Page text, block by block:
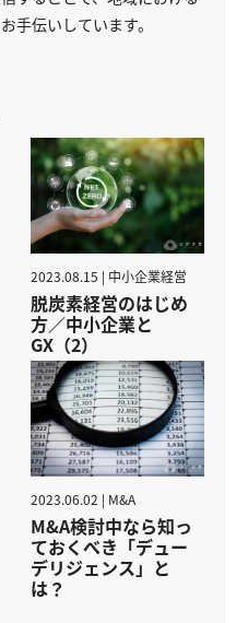
手伝いしています。
2023.08.15 | 中小企業経営
脱炭素経営のはじめ
方／中小企業と
GX（2）
2023.06.02 | M&A
M&A検討中なら知っ
ておくべき「デュー
デリジェンス」と
は？